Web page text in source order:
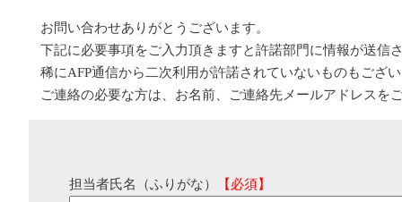
お問い合わせありがとうございます。
下記に必要事項をご入力頂きますと許諾部門に情報が送信
稀にAFP通信から二次利用が許諾されていないものもござ
ご連絡の必要な方は、お名前、ご連絡先メールアドレスを
担当者氏名（ふりがな） 【必須】